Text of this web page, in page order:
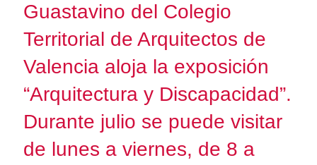
Guastavino del Colegio
Territorial de Arquitectos de
Valencia aloja la exposición
“Arquitectura y Discapacidad”.
Durante julio se puede visitar
de lunes a viernes, de 8 a